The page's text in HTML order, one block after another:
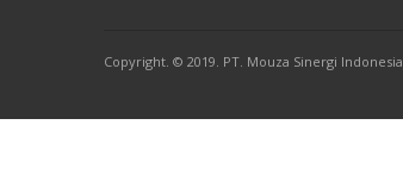
Copyright. © 2019. PT. Mouza Sinergi Indonesia